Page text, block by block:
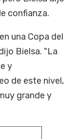
confianza.
​una Copa del
Bielsa. "La
y
de este nivel,
grande y